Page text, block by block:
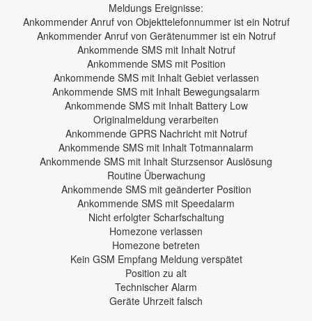
Meldungs Ereignisse:
Ankommender Anruf von Objekttelefonnummer ist ein Notruf
Ankommender Anruf von Gerätenummer ist ein Notruf
Ankommende SMS mit Inhalt Notruf
Ankommende SMS mit Position
Ankommende SMS mit Inhalt Gebiet verlassen
Ankommende SMS mit Inhalt Bewegungsalarm
Ankommende SMS mit Inhalt Battery Low
Originalmeldung verarbeiten
Ankommende GPRS Nachricht mit Notruf
Ankommende SMS mit Inhalt Totmannalarm
Ankommende SMS mit Inhalt Sturzsensor Auslösung
Routine Überwachung
Ankommende SMS mit geänderter Position
Ankommende SMS mit Speedalarm
Nicht erfolgter Scharfschaltung
Homezone verlassen
Homezone betreten
Kein GSM Empfang Meldung verspätet
Position zu alt
Technischer Alarm
Geräte Uhrzeit falsch